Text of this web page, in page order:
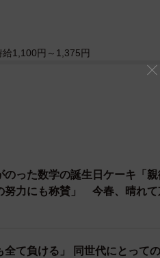
1,100円～1,375円
のった数学の誕生日ケーキ「
努力にも称賛」 今春、晴れて
全て負ける」 同世代にとって